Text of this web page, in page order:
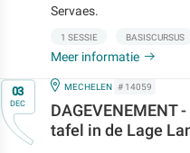
Servaes.
1 SESSIE BASISCURSUS
Meer informatie
Op03
DEC
IN
MECHELEN # 14059
DAGEVENEMENT
tafel in de Lage